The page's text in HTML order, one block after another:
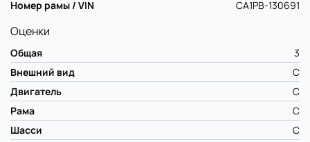
Номер рамы / VIN
CA1PB-130691
Оценки
Общая
3
Внешний вид
C
Двигатель
C
Рама
C
Шасси
C